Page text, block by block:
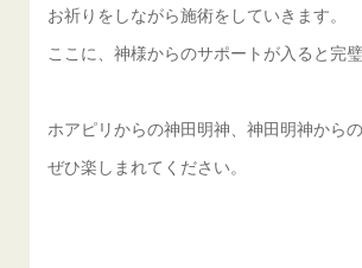
お祈りをしながら施術をしていきます。
ここに、神様からのサポートが入ると完
ホアピリからの神田明神、神田明神から
ぜひ楽しまれてください。